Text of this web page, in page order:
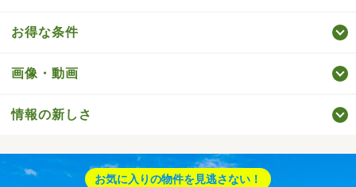
お得な条件
画像・動画
情報の新しさ
お気に入りの物件を見逃さない！